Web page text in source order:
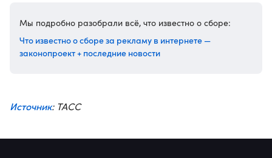
Мы подробно разобрали всё, что известно о сборе:
Что известно о сборе за рекламу в интернете —
законопроект + последние новости
Источник: ТАСС